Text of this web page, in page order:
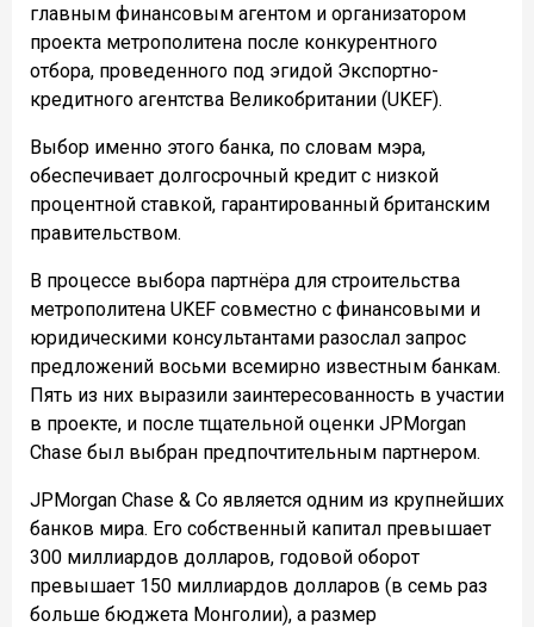
главным финансовым агентом и организатором
проекта метрополитена после конкурентного
отбора, проведенного под эгидой Экспортно-
кредитного агентства Великобритании (UKEF).
Выбор именно этого банка, по словам мэра,
обеспечивает долгосрочный кредит с низкой
процентной ставкой, гарантированный британским
правительством.
В процессе выбора партнёра для строительства
метрополитена UKEF совместно с финансовыми и
юридическими консультантами разослал запрос
предложений восьми всемирно известным банкам.
Пять из них выразили заинтересованность в участии
в проекте, и после тщательной оценки JPMorgan
Chase был выбран предпочтительным партнером.
JPMorgan Chase & Co является одним из крупнейших
банков мира. Его собственный капитал превышает
300 миллиардов долларов, годовой оборот
превышает 150 миллиардов долларов (в семь раз
больше бюджета Монголии), а размер